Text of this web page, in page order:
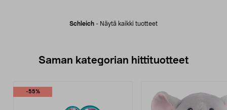
Schleich - Näytä kaikki tuotteet
Saman kategorian hittituotteet
-55%